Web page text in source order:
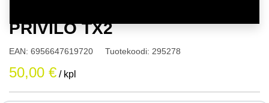
PRIVILO TX2
EAN: 6956647619720 Tuotekoodi: 295278
50,00 € / kpl